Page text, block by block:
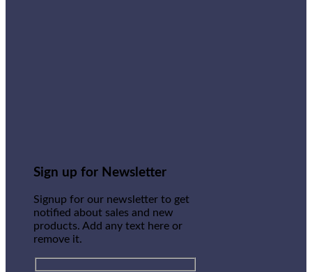
Sign up for Newsletter
Signup for our newsletter to get
notified about sales and new
products. Add any text here or
remove it.